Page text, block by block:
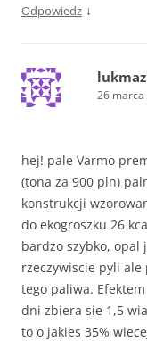
Odpowiedz ↓
26 marca
hej! pale Varmo
(tona za 900 pln)
konstrukcji
do ekogroszku 26
bardzo szybko, opal
rzeczywiscie pyli
tego paliwa.
dni zbiera sie 1,5
to o jakies 35%